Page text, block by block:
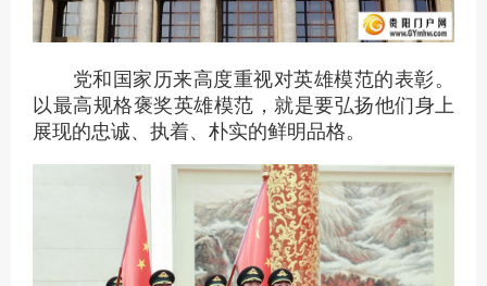
党和国家历来高度重视对英雄模范的表彰。
以最高规格褒奖英雄模范，就是要弘扬他们身上
展现的忠诚、执着、朴实的鲜明品格。